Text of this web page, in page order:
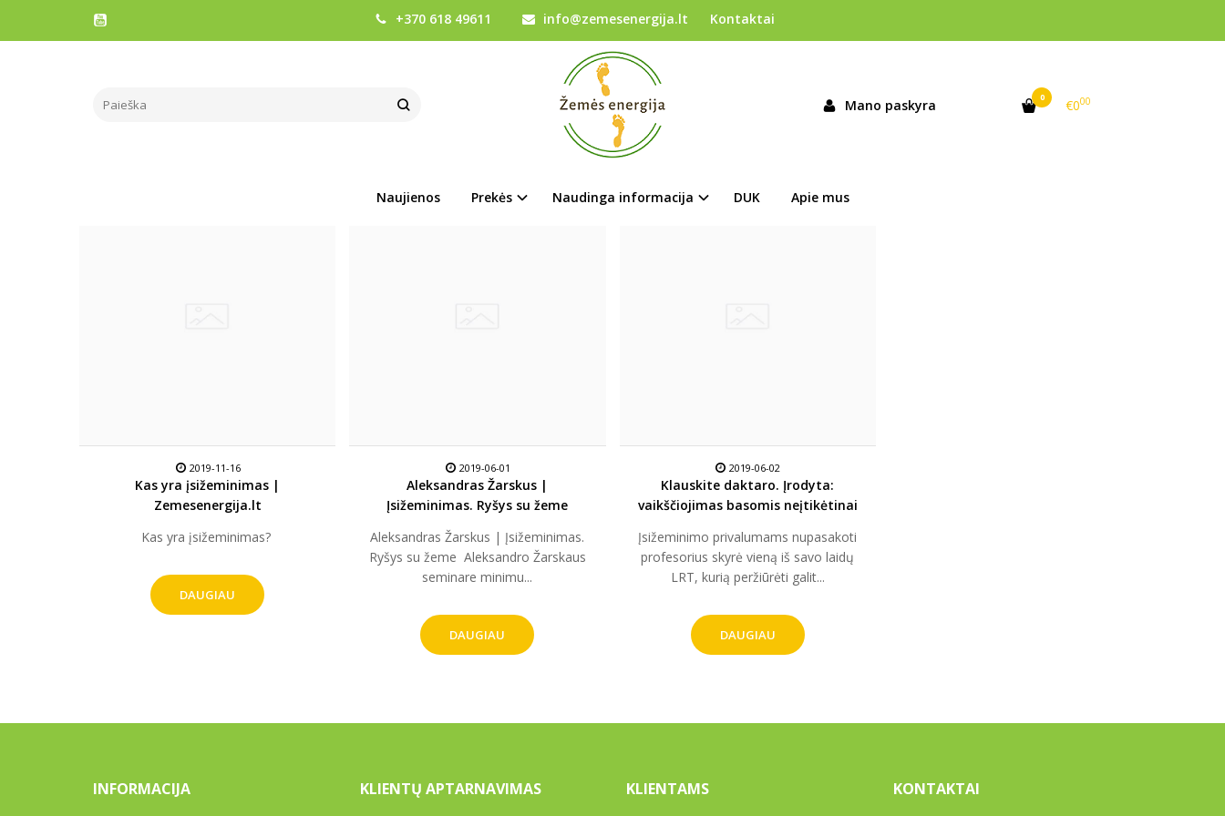
+370 618 49611 info@zemesenergija.lt Kontaktai
Mano paskyra 0 €000
Naujienos Prekės Naudinga informacija DUK Apie mus
VIDEO
2019-11-16
Kas yra įsižeminimas |
Zemesenergija.lt
Kas yra įsižeminimas? ​
DAUGIAU
2019-06-01
Aleksandras Žarskus |
Įsižeminimas. Ryšys su žeme
Aleksandras Žarskus | Įsižeminimas.
Ryšys su žeme ​ Aleksandro Žarskaus
seminare minimu...
DAUGIAU
2019-06-02
Klauskite daktaro. Įrodyta:
vaikščiojimas basomis neįtikėtinai
Įsižeminimo privalumams nupasakoti
profesorius skyrė vieną iš savo laidų
LRT, kurią peržiūrėti galit...
DAUGIAU
INFORMACIJA KLIENTŲ APTARNAVIMAS KLIENTAMS KONTAKTAI